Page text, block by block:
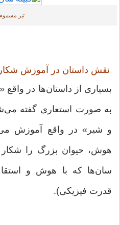
تیر
نقش داستان در آموزش شکار
بسیاری از داستان‌ها در
به صورت استعاری گفته
و شیر» در واقع آموزش
هوش، حیوان بزرگ را شکار
سان‌ها که با هوش و
قدرت فیزیکی).